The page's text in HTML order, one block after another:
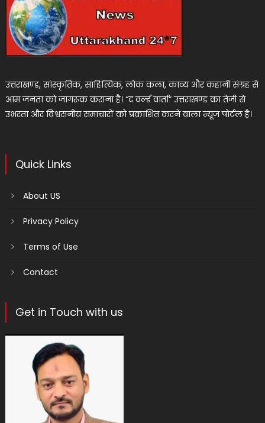
उत्तराखण्ड, सांस्कृतिक, साहित्यिक, लोक कला, काव्य और कहानी संग्रह से
आम जनता को जागरूक कराना है। “द वर्ल्ड वार्ता” उत्तराखण्ड का तेजी से
उभरता और विश्वसनीय समाचारों को प्रकाशित करने वाला न्यूज पोर्टल है।
Quick Links
About US
Privacy Policy
Terms of Use
Contact
Get in Touch with us